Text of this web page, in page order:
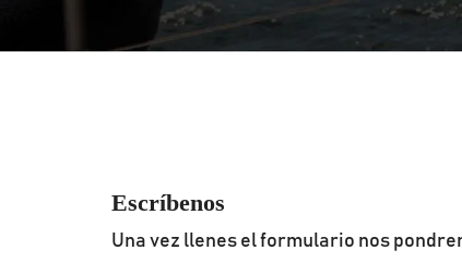
Escríbenos
Una vez llenes el formulario nos